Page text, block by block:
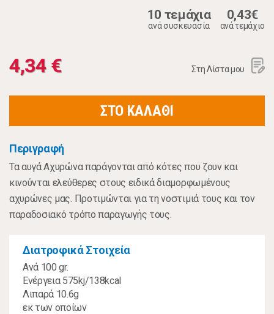
10 τεμάχια
ανά συσκευασία
0,43€
ανά τεμάχιο
4,34 € Στη Λίστα μου
ΣΤΟ ΚΑΛΑΘΙ
Περιγραφή
Τα αυγά Αχυρώνα παράγονται από κότες που ζουν και
κινούνται ελεύθερες στους ειδικά διαμορφωμένους
αχυρώνες μας. Προτιμώνται για τη νοστιμιά τους και τον
παραδοσιακό τρόπο παραγωγής τους.
Διατροφικά Στοιχεία
Ανά 100 gr.
Ενέργεια 575kj/138kcal
Λιπαρά 10.6g
εκ των οποίων